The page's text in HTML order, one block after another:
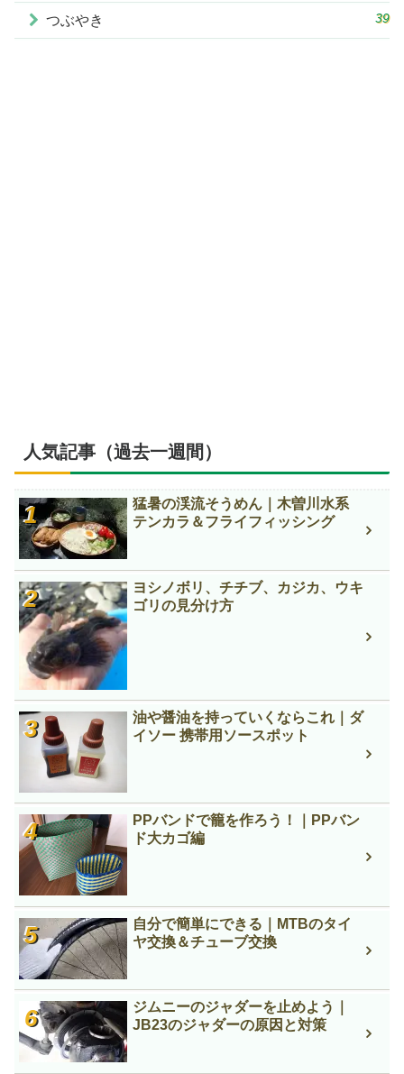
つぶやき 39
人気記事（過去一週間）
猛暑の渓流そうめん｜木曽川水系
テンカラ＆フライフィッシング
ヨシノボリ、チチブ、カジカ、ウキ
ゴリの見分け方
油や醤油を持っていくならこれ｜ダ
イソー 携帯用ソースポット
PPバンドで籠を作ろう！｜PPバン
ド大カゴ編
自分で簡単にできる｜MTBのタイ
ヤ交換＆チューブ交換
ジムニーのジャダーを止めよう｜
JB23のジャダーの原因と対策